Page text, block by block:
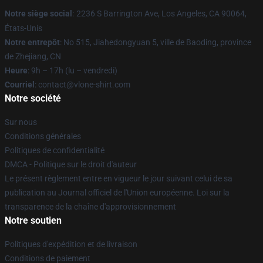
Notre siège social : 2236 S Barrington Ave, Los Angeles, CA 90064,
États-Unis
Notre entrepôt: No 515, Jiahedongyuan 5, ville de Baoding, province
de Zhejiang, CN
Heure: 9h – 17h (lu – vendredi)
Courriel : contact@vlone-shirt.com
Notre société
Sur nous
Conditions générales
Politiques de confidentialité
DMCA - Politique sur le droit d'auteur
Le présent règlement entre en vigueur le jour suivant celui de sa
publication au Journal officiel de l'Union européenne. Loi sur la
transparence de la chaîne d'approvisionnement
Notre soutien
Politiques d'expédition et de livraison
Conditions de paiement